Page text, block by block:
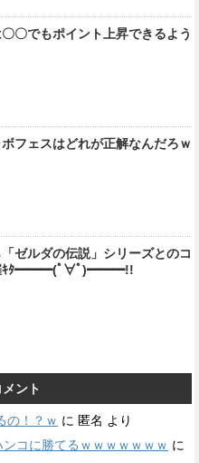
〇〇でもポイント上昇できるよう
ボフェスはどれが正解なんだろｗ
「ゼルダの伝説」シリーズとのコ
催ｷﾀ━━━(ﾟ∀ﾟ)━━━!!
ント
の！？ｗ に 匿名 より
コに勝てるｗｗｗｗｗｗｗ に